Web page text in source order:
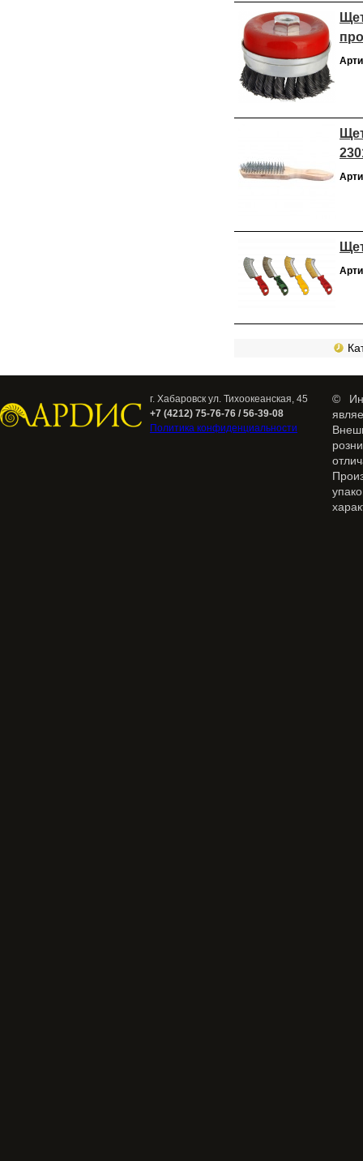
г. Хабаровск ул. Тихоокеанская, 45
+7 (4212) 75-76-76 / 56-39-08
Политика конфиденциальности
©